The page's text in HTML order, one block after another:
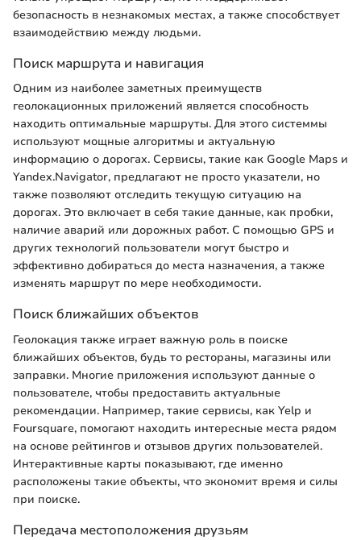
безопасность в незнакомых местах, а также способствует
взаимодействию между людьми.
Поиск маршрута и навигация
Одним из наиболее заметных преимуществ
геолокационных приложений является способность
находить оптимальные маршруты. Для этого системмы
используют мощные алгоритмы и актуальную
информацию о дорогах. Сервисы, такие как Google Maps и
Yandex.Navigator, предлагают не просто указатели, но
также позволяют отследить текущую ситуацию на
дорогах. Это включает в себя такие данные, как пробки,
наличие аварий или дорожных работ. С помощью GPS и
других технологий пользователи могут быстро и
эффективно добираться до места назначения, а также
изменять маршрут по мере необходимости.
Поиск ближайших объектов
Геолокация также играет важную роль в поиске
ближайших объектов, будь то рестораны, магазины или
заправки. Многие приложения используют данные о
пользователе, чтобы предоставить актуальные
рекомендации. Например, такие сервисы, как Yelp и
Foursquare, помогают находить интересные места рядом
на основе рейтингов и отзывов других пользователей.
Интерактивные карты показывают, где именно
расположены такие объекты, что экономит время и силы
при поиске.
Передача местоположения друзьям